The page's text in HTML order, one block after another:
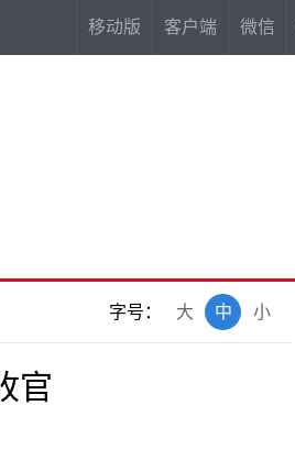
移动版 客户端 微信
字号： 小
中
大
官